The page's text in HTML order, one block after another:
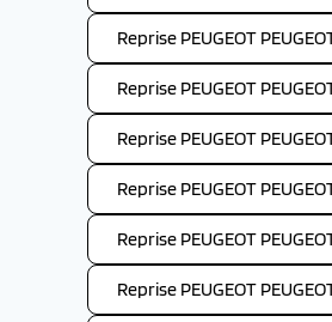
Reprise PEUGEOT
Reprise PEUGEOT
Reprise PEUGEOT
Reprise PEUGEOT
Reprise PEUGEOT
Reprise PEUGEOT